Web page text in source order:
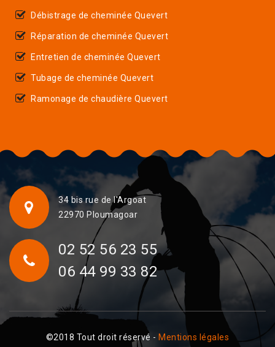
Débistrage de cheminée Quevert
Réparation de cheminée Quevert
Entretien de cheminée Quevert
Tubage de cheminée Quevert
Ramonage de chaudière Quevert
34 bis rue de l'Argoat
22970 Ploumagoar
02 52 56 23 55
06 44 99 33 82
©2018 Tout droit réservé - Mentions légales